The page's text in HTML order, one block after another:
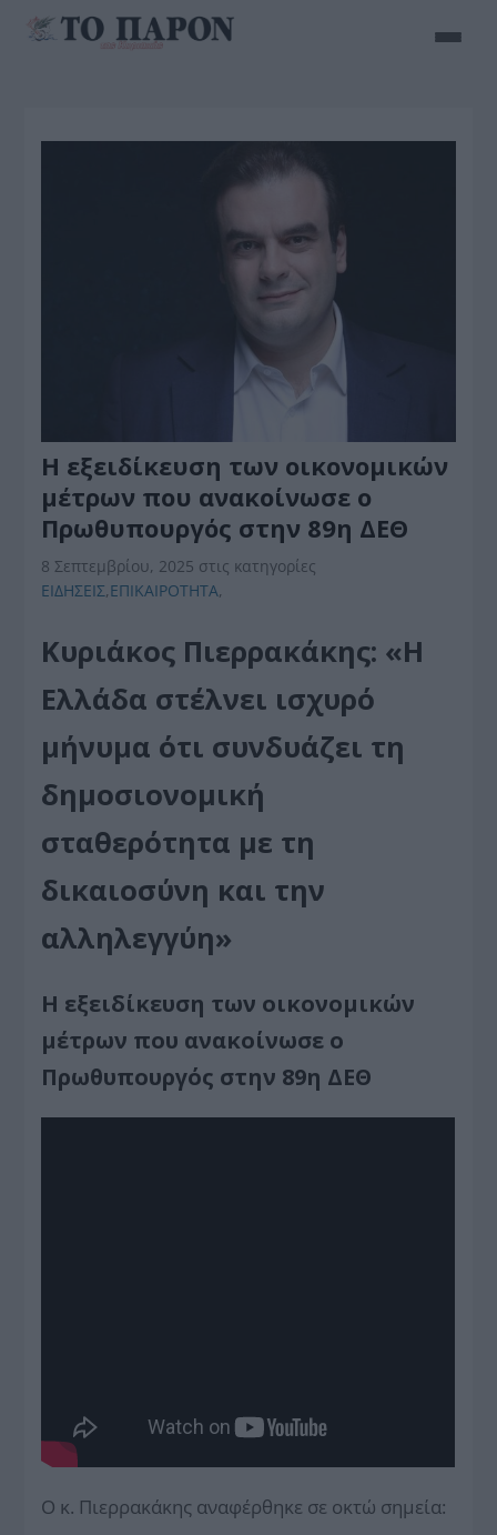
H εξειδίκευση των οικονομικών
μέτρων που ανακοίνωσε ο
Πρωθυπουργός στην 89η ΔΕΘ
8 Σεπτεμβρίου, 2025 στις κατηγορίες
ΕΙΔΗΣΕΙΣ,ΕΠΙΚΑΙΡΟΤΗΤΑ,
Κυριάκος Πιερρακάκης: «Η
Ελλάδα στέλνει ισχυρό
μήνυμα ότι συνδυάζει τη
δημοσιονομική
σταθερότητα με τη
δικαιοσύνη και την
αλληλεγγύη»
Η εξειδίκευση των οικονομικών
μέτρων που ανακοίνωσε ο
Πρωθυπουργός στην 89η ΔΕΘ
Ο κ. Πιερρακάκης αναφέρθηκε σε οκτώ σημεία: